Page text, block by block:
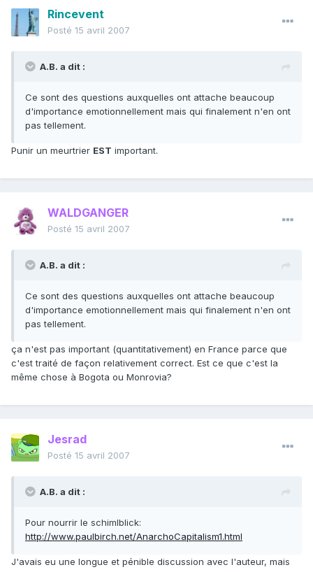
Rincevent
Posté 15 avril 2007
A.B. a dit :
Ce sont des questions auxquelles ont attache beaucoup
d'importance emotionnellement mais qui finalement n'en ont
pas tellement.
Punir un meurtrier EST important.
WALDGANGER
Posté 15 avril 2007
A.B. a dit :
Ce sont des questions auxquelles ont attache beaucoup
d'importance emotionnellement mais qui finalement n'en ont
pas tellement.
ça n'est pas important (quantitativement) en France parce que
c'est traité de façon relativement correct. Est ce que c'est la
même chose à Bogota ou Monrovia?
Jesrad
Posté 15 avril 2007
A.B. a dit :
Pour nourrir le schimlblick:
http://www.paulbirch.net/AnarchoCapitalism1.html
J'avais eu une longue et pénible discussion avec l'auteur, mais